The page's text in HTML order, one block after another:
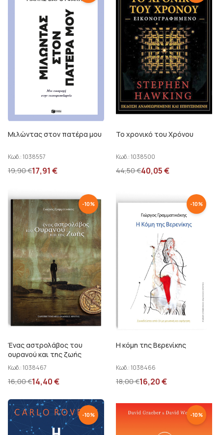
Μιλώντας στον πατέρα μου
Κωδ.:1038557
19,90€17,91 €
Το χρονικό του Χρόνου
Κωδ.:1038500
44,50€40,05€
-10%
Ένας αστρολάβος του
ουρανού και της ζωής
Κωδ.:1038467
16,00€14,40€
-10%
Η κόμη της Βερενίκης
Κωδ.:1038466
18,00€16,20€
-10% -10%